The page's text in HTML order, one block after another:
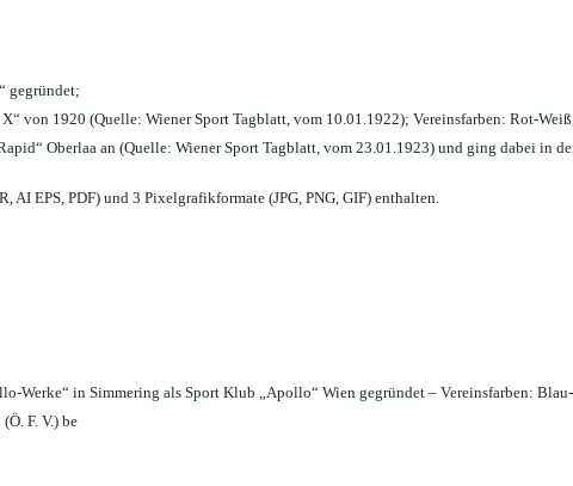
gegründet;
von 1920 (Quelle: Wiener Sport Tagblatt, vom 10.01.1922); Vereinsfarben: Rot-
Oberlaa an (Quelle: Wiener Sport Tagblatt, vom 23.01.1923) und ging dabei in
EPS, PDF) und 3 Pixelgrafikformate (JPG, PNG, GIF) enthalten.
Werke“ in Simmering als Sport Klub „Apollo“ Wien gegründet – Vereinsfarben:
F. V.) be